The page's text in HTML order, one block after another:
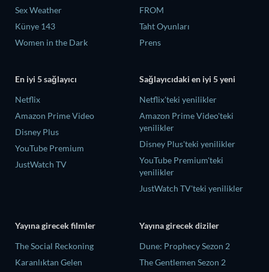
Sex Weather
Künye 143
Women in the Dark
FROM
Taht Oyunları
Prens
En iyi 5 sağlayıcı
Netflix
Amazon Prime Video
Disney Plus
YouTube Premium
JustWatch TV
Sağlayıcıdaki en iyi 5 yeni
Netflix'teki yenilikler
Amazon Prime Video'teki
yenilikler
Disney Plus'teki yenilikler
YouTube Premium'teki
yenilikler
JustWatch TV'teki yenilikler
Yayına girecek filmler
The Social Reckoning
Karanlıktan Gelen
Yayına girecek diziler
Dune: Prophecy Sezon 2
The Gentlemen Sezon 2